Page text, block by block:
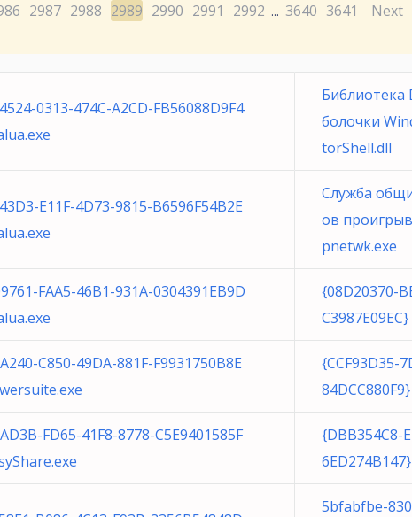
2987 2988 2989 2990 2991 2992 ... 3640 3641 Next
0313-474C-A2CD-FB56088D9F4
Библиотека
болочки
torShell.dll
E11F-4D73-9815-B6596F54B2E
Служба
ов
pnetwk.exe
FAA5-46B1-931A-0304391EB9D
{08D20370-
C850-49DA-881F-F9931750B8E
{CCF93D35-
FD65-41F8-8778-C5E9401585F
{DBB354C8-
5bfabfbe-